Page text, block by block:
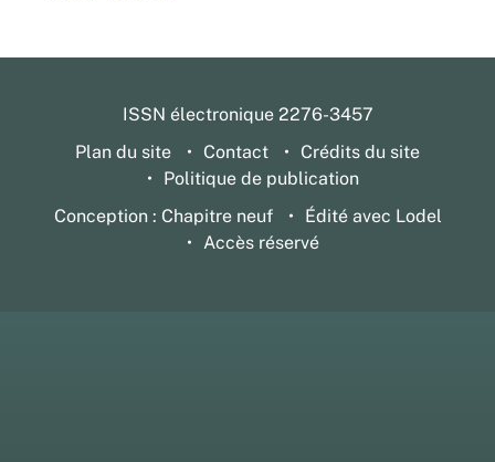
ISSN électronique 2276-3457
Plan du site
Contact
Crédits du site
Politique de publication
Conception : Chapitre neuf
Édité avec Lodel
Accès réservé